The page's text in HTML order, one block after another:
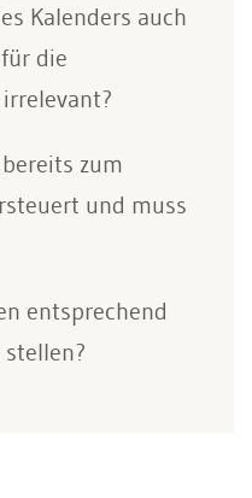
Kalenders auch
die
zum
und muss
entsprechend